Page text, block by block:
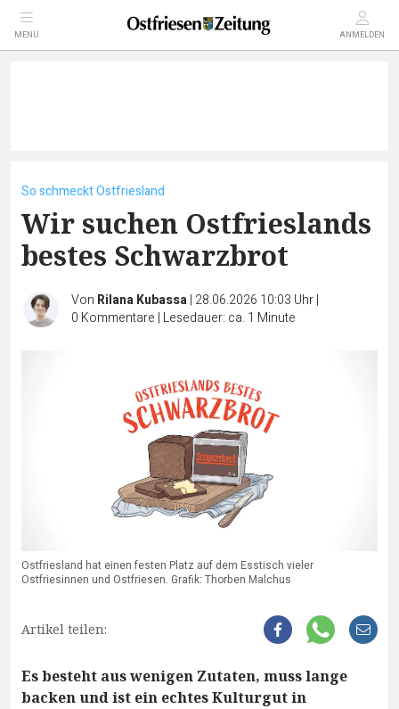
MENÜ ANMELDEN
So schmeckt Ostfriesland
Wir suchen Ostfrieslands
bestes Schwarzbrot
Von Rilana Kubassa| 28.06.2026 10:03 Uhr|
0 Kommentare | Lesedauer: ca. 1 Minute
Ostfriesland hat einen festen Platz auf dem Esstisch vieler
Ostfriesinnen und Ostfriesen. Grafik: Thorben Malchus
Artikel teilen:
Es besteht aus wenigen Zutaten, muss lange
backen und ist ein echtes Kulturgut in